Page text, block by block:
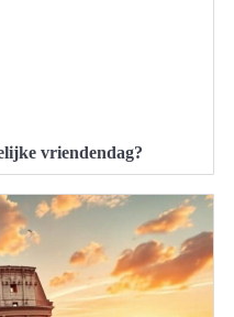
vriendendag?